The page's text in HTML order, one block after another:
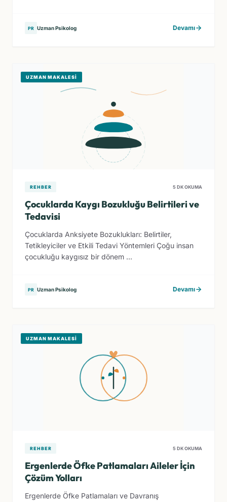
PR Uzman Psikolog Devamı
UZMAN MAKALESI
REHBER 5 DK OKUMA
Çocuklarda Kaygı Bozukluğu Belirtileri ve
Tedavisi
Çocuklarda Anksiyete Bozuklukları: Belirtiler,
Tetikleyiciler ve Etkili Tedavi Yöntemleri Çoğu insan
çocukluğu kaygısız bir dönem ...
PR Uzman Psikolog Devamı
UZMAN MAKALESI
REHBER 5 DK OKUMA
Ergenlerde Öfke Patlamaları Aileler İçin
Çözüm Yolları
Ergenlerde Öfke Patlamaları ve Davranış